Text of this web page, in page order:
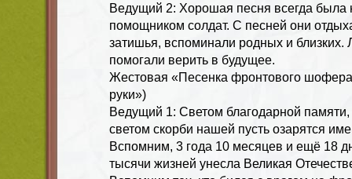
Ведущий 2: Хорошая песня всегда
помощником солдат. С песней они
затишья, вспоминали родных и
помогали верить в будущее.
Жестовая «Песенка фронтового
руки»)
Ведущий 1: Светом благодарной
светом скорби нашей пусть озарятся
Вспомним, 3 года 10 месяцев и ещё 18
тысячи жизней унесла Великая